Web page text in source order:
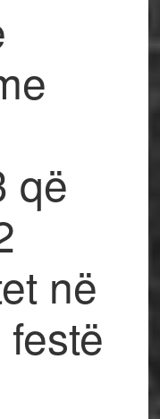
që
në